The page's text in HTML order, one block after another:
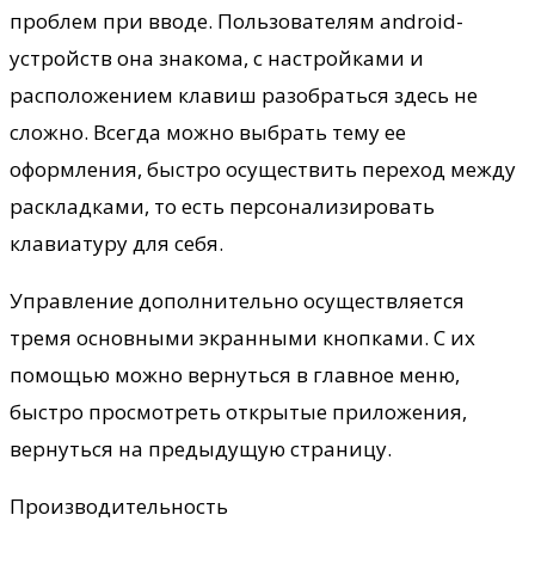
проблем при вводе. Пользователям android-
устройств она знакома, с настройками и
расположением клавиш разобраться здесь не
сложно. Всегда можно выбрать тему ее
оформления, быстро осуществить переход между
раскладками, то есть персонализировать
клавиатуру для себя.
Управление дополнительно осуществляется
тремя основными экранными кнопками. С их
помощью можно вернуться в главное меню,
быстро просмотреть открытые приложения,
вернуться на предыдущую страницу.
Производительность